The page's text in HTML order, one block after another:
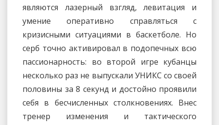
являются лазерный взгляд, левитация и
умение оперативно справляться с
кризисными ситуациями в баскетболе. Но
серб точно активировал в подопечных всю
пассионарность: во второй игре кубанцы
несколько раз не выпускали УНИКС со своей
половины за 8 секунд и достойно проявили
себя в бесчисленных столкновениях. Внес
тренер изменения и тактического